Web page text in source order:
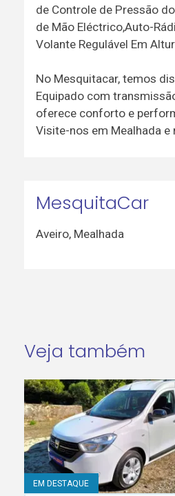
de Controle de Pressão
de Mão Eléctrico,Auto-
Volante Regulável Em
No Mesquitacar, temos
Equipado com
oferece conforto e
Visite-nos em Mealhada
MesquitaCar
Aveiro, Mealhada
Veja também
EM DESTAQUE